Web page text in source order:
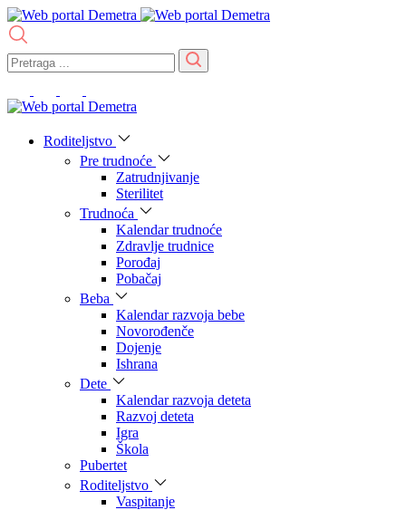
Roditeljstvo
Pre trudnoće
Zatrudnjivanje
Sterilitet
Trudnoća
Kalendar trudnoće
Zdravlje trudnice
Porođaj
Pobačaj
Beba
Kalendar razvoja bebe
Novorođenče
Dojenje
Ishrana
Dete
Kalendar razvoja deteta
Razvoj deteta
Igra
Škola
Pubertet
Roditeljstvo
Vaspitanje